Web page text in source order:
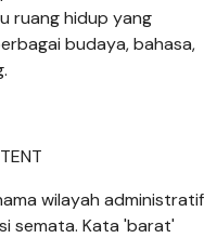
ruang hidup yang
budaya, bahasa,
wilayah administratif
semata. Kata 'barat'